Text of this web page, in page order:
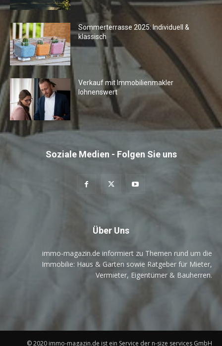
Sommerterrasse 2025: Individuell &
klassisch
Verkauf mit Immobilienmakler
lohnenswert
Soziale Medien - Folgen Sie uns
Über Uns
immo-magazin.de informiert zu Themen rund um die
Immobilie: Haus & Garten sowie Ratgeber für Mieter,
Vermieter, Eigentümer & Bauherren.
© 2020 immo-magazin.de ist ein Service der n-size services GmbH